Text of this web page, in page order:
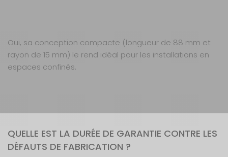
Oui, sa conception compacte (longueur de 88 mm et
rayon de 15 mm) le rend idéal pour les installations en
espaces confinés.
QUELLE EST LA DURÉE DE GARANTIE CONTRE LES
DÉFAUTS DE FABRICATION ?